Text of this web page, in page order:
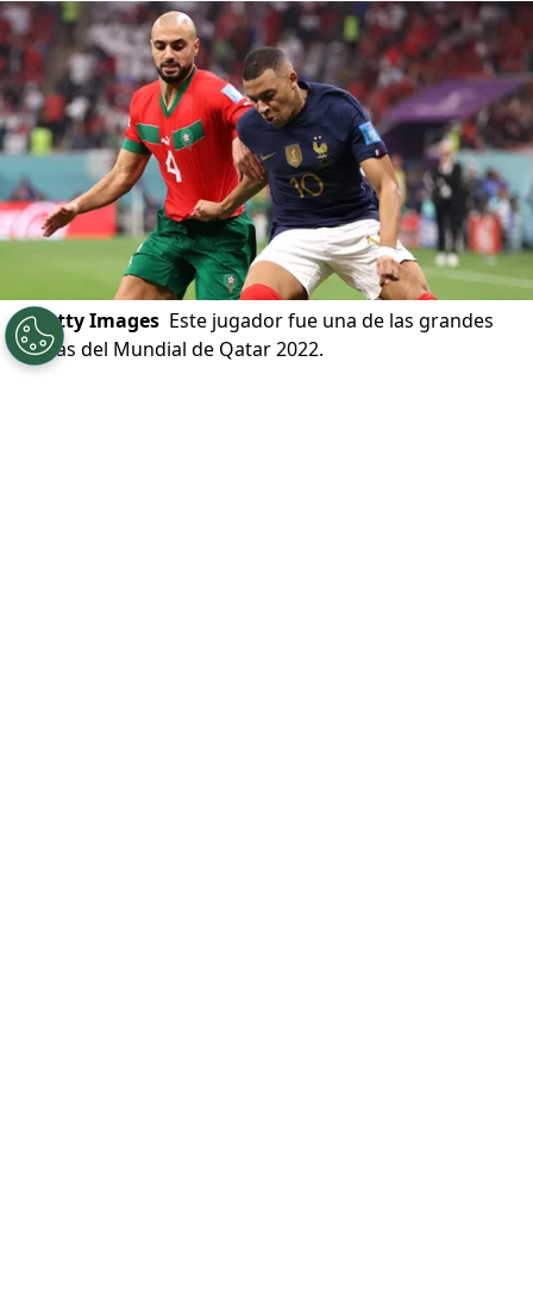
©Getty Images Este jugador fue una de las grandes
figuras del Mundial de Qatar 2022.